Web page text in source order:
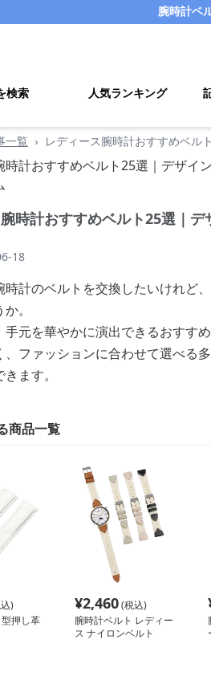
腕時計ベ
検索 人気ランキング
一覧 › レディース腕時計おすすめベル
時計おすすめベルト25選｜
18
時計のベルトを交換したいけれど
。
元を華やかに演出できるおすす
、ファッションに合わせて選べる
ます。
商品一覧
)
押し革
¥2,460(税込)
腕時計ベルト レディー
ス ナイロンベルト